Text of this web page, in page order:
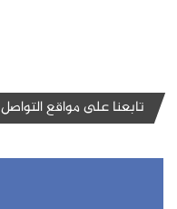
تابعنا على مواقع التواصل